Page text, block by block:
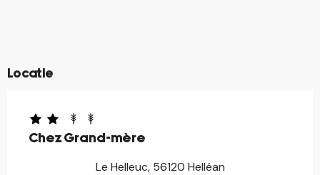
Locatie
Chez Grand-mère
Le Helleuc, 56120 Helléan